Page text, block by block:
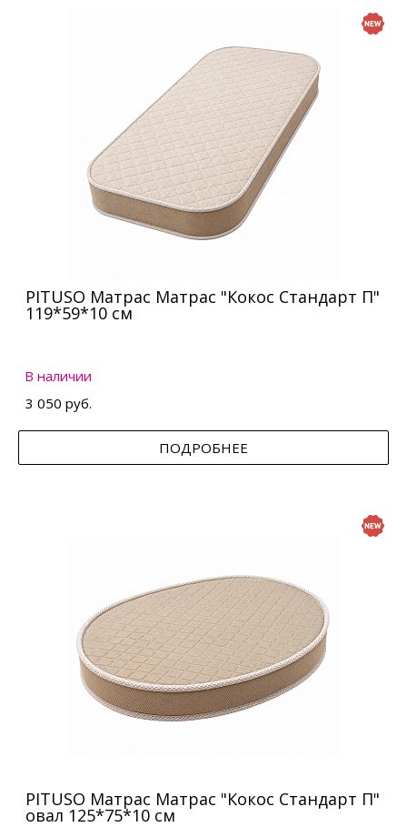
PITUSO Матрас Матрас "Кокос Стандарт П"
119*59*10 см
В наличии
3 050 руб.
ПОДРОБНЕЕ
PITUSO Матрас Матрас "Кокос Стандарт П"
овал 125*75*10 см